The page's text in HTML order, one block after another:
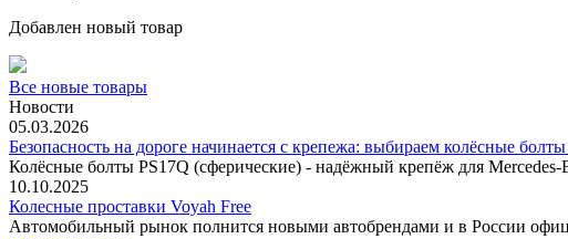
Добавлен новый товар
Все новые товары
Новости
05.03.2026
Безопасность на дороге начинается с крепежа: выбираем колёсные
Колёсные болты PS17Q (сферические) - надёжный крепёж для
10.10.2025
Колесные проставки Voyah Free
Автомобильный рынок полнится новыми автобрендами и в